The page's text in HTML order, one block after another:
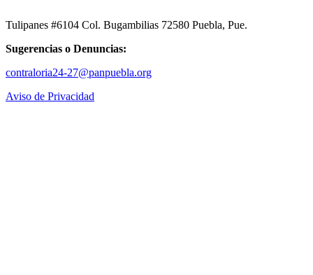
Tulipanes #6104 Col. Bugambilias 72580 Puebla, Pue.
Sugerencias o Denuncias:
contraloria24-27@panpuebla.org
Aviso de Privacidad